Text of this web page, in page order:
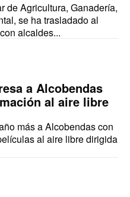
de Agricultura, Ganadería,
se ha trasladado al
alcaldes...
a Alcobendas
al aire libre
más a Alcobendas con
al aire libre dirigida